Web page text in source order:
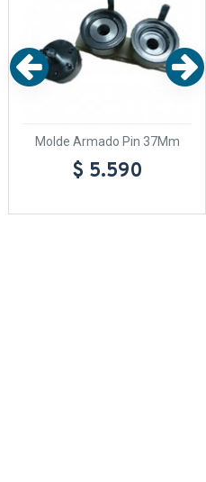
Molde Armado Pin 37Mm
$ 5.590